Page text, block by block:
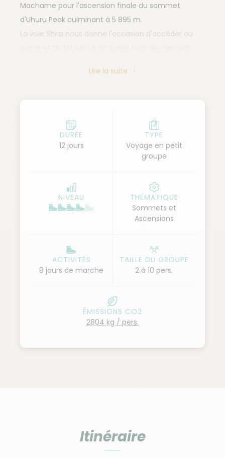
Machame pour l'ascension finale du sommet
d'Uhuru Peak culminant à 5 895 m.
La voie Shira nous donne l'occasion d'accéder au
altitude, afin d'optimiser notre acclimatation en
cathédrale » et les « aiguilles » sont les exemples les
plus frappants. C'est au niveau des mythiques Lava
Towers (4 570 m) que nous rejoignons la voie
Machame, reconnue comme étant la plus belle
Elle nous offre des points de vue grandioses et
impressionnants sur les glaciers du Kibo. Au départ
du Barafu camp, nous partons pour la conquête du
directe par la voie Mweka, nous permet d'apprécier
tous les étagements de végétations jusqu'à la forêt
équatoriale...
Lire la suite
DURÉE
12 jours
TYPE
Voyage en petit
groupe
NIVEAU
THÉMATIQUE
Sommets et
Ascensions
ACTIVITÉS
8 jours de marche
TAILLE DU GROUPE
2 à 10 pers.
ÉMISSIONS CO2
2804 kg / pers.
Itinéraire